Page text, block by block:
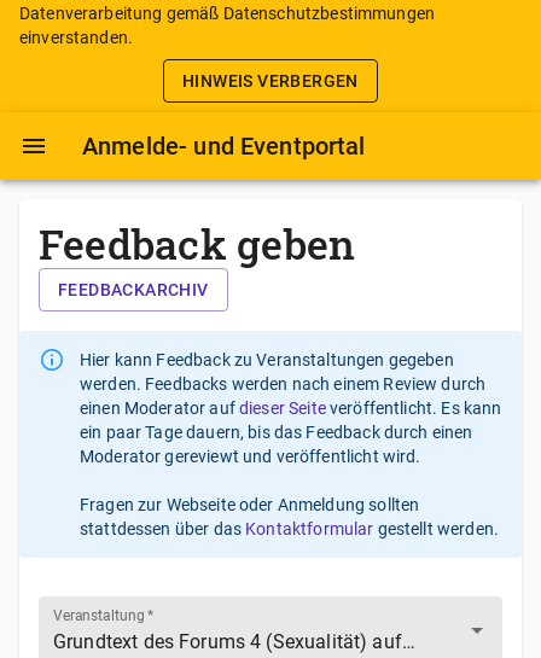
Datenverarbeitung gemäß Datenschutzbestimmungen
einverstanden.
HINWEIS VERBERGEN
Anmelde- und Eventportal
Feedback geben
FEEDBACKARCHIV
Hier kann Feedback zu Veranstaltungen gegeben
werden. Feedbacks werden nach einem Review durch
einen Moderator aufdieser Seiteveröffentlicht. Es kann
ein paar Tage dauern, bis das Feedback durch einen
Moderator gereviewt und veröffentlicht wird.
Fragen zur Webseite oder Anmeldung sollten
stattdessen über das Kontaktformular gestellt werden.
Veranstaltung *